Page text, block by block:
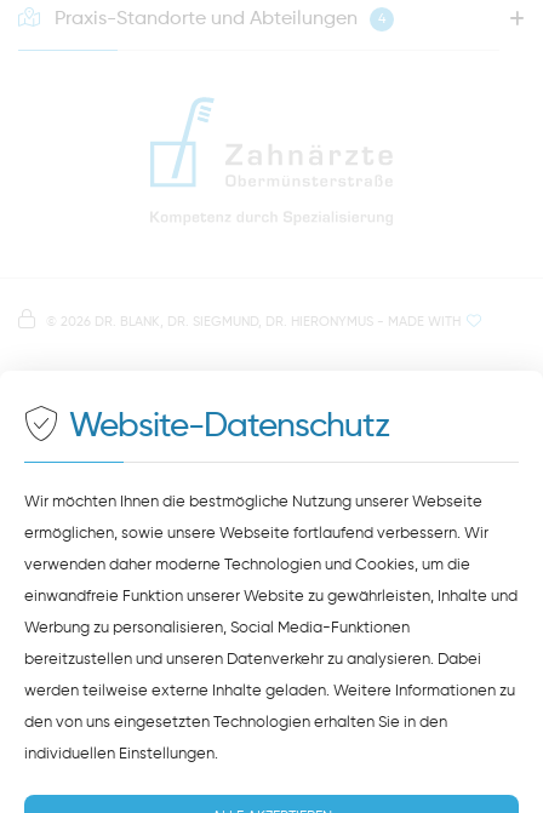
info@zahnaerzte-in-regensburg.de
Praxis-Standorte und Abteilungen 4
zustimmen.
ZUSTIMMEN
HINWEISE ZUM DATENSCHUTZ
© 2026 DR. BLANK, DR. SIEGMUND, DR. HIERONYMUS - MADE WITH
Website-Datenschutz
Wir möchten Ihnen die bestmögliche Nutzung unserer Webseite
ermöglichen, sowie unsere Webseite fortlaufend verbessern. Wir
verwenden daher moderne Technologien und Cookies, um die
einwandfreie Funktion unserer Website zu gewährleisten, Inhalte und
Werbung zu personalisieren, Social Media-Funktionen
bereitzustellen und unseren Datenverkehr zu analysieren. Dabei
werden teilweise externe Inhalte geladen. Weitere Informationen zu
den von uns eingesetzten Technologien erhalten Sie in den
individuellen Einstellungen.